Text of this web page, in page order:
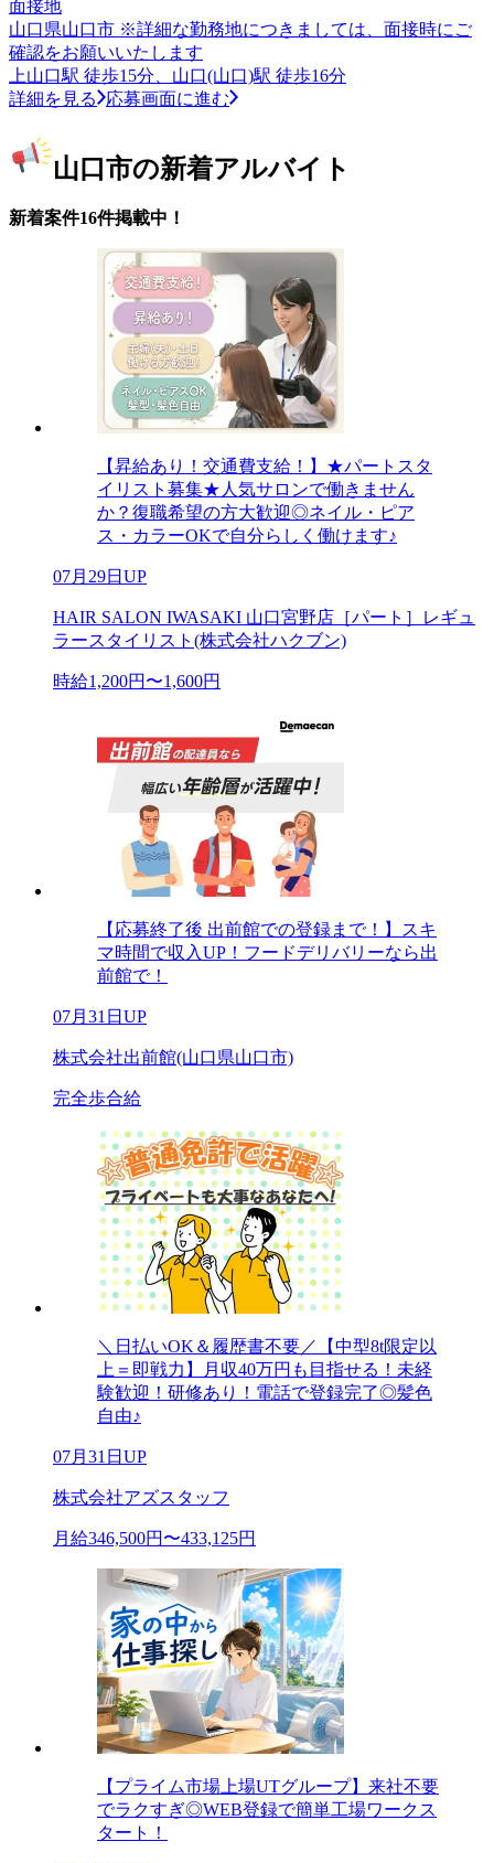
面接地
山口県山口市 ※詳細な勤務地につきましては、面接時にご
確認をお願いいたします
上山口駅 徒歩15分、山口(山口)駅 徒歩16分
詳細を見る
応募画面に進む
山口市の新着アルバイト
新着案件16件掲載中！
【昇給あり！交通費支給！】★パートスタ
イリスト募集★人気サロンで働きません
か？復職希望の方大歓迎◎ネイル・ピア
ス・カラーOKで自分らしく働けます♪
07月29日UP
HAIR SALON IWASAKI 山口宮野店［パート］レギュ
ラースタイリスト(株式会社ハクブン)
時給1,200円〜1,600円
【応募終了後 出前館での登録まで！】スキ
マ時間で収入UP！フードデリバリーなら出
前館で！
07月31日UP
株式会社出前館(山口県山口市)
完全歩合給
＼日払いOK＆履歴書不要／【中型8t限定以
上＝即戦力】月収40万円も目指せる！未経
験歓迎！研修あり！電話で登録完了◎髪色
自由♪
07月31日UP
株式会社アズスタッフ
月給346,500円〜433,125円
【プライム市場上場UTグループ】来社不要
でラクすぎ◎WEB登録で簡単工場ワークス
タート！